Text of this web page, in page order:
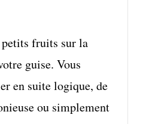
fruits sur la
guise. Vous
en suite logique, de
ou simplement